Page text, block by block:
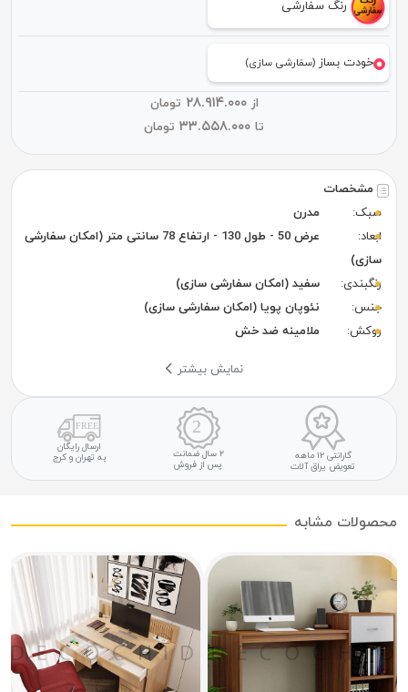
مشخصات
سبک:
مدرن
ابعاد:
عرض 50 - طول 130 - ارتفاع 78 سانتی متر (امکان سفارشی
سازی)
رنگبندی:
سفید (امکان سفارشی سازی)
جنس:
نئوپان پویا (امکان سفارشی سازی)
روکش:
ملامینه ضد خش
نمایش بیشتر
گارانتی ۱۲ ماهه
تعویض یراق آلات
۲ سال ضمانت
پس از فروش
ارسال رایگان
به تهران و کرج
رنگ سفارشی
خودت بساز(سفارشی سازی)
از۲۸.۹۱۴.۰۰۰
تومان
تا
تومان
محصولات مشابه